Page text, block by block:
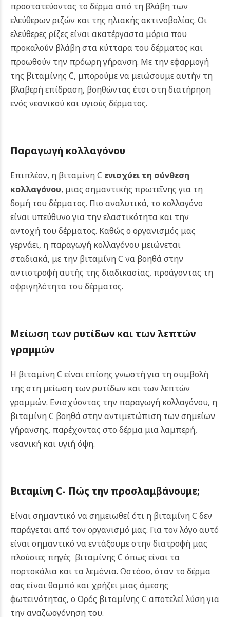
προστατεύοντας το δέρμα από τη βλάβη των
ελεύθερων ριζών και της ηλιακής ακτινοβολίας. Οι
ελεύθερες ρίζες είναι ακατέργαστα μόρια που
προκαλούν βλάβη στα κύτταρα του δέρματος και
προωθούν την πρόωρη γήρανση. Με την εφαρμογή
της βιταμίνης C, μπορούμε να μειώσουμε αυτήν τη
βλαβερή επίδραση, βοηθώντας έτσι στη διατήρηση
ενός νεανικού και υγιούς δέρματος.
Παραγωγή κολλαγόνου
Επιπλέον, η βιταμίνη C ενισχύει τη σύνθεση
κολλαγόνου, μιας σημαντικής πρωτεΐνης για τη
δομή του δέρματος. Πιο αναλυτικά, το κολλαγόνο
είναι υπεύθυνο για την ελαστικότητα και την
αντοχή του δέρματος. Καθώς ο οργανισμός μας
γερνάει, η παραγωγή κολλαγόνου μειώνεται
σταδιακά, με την βιταμίνη C να βοηθά στην
αντιστροφή αυτής της διαδικασίας, προάγοντας τη
σφριγηλότητα του δέρματος.
Μείωση των ρυτίδων και των λεπτών
γραμμών
Η βιταμίνη C είναι επίσης γνωστή για τη συμβολή
της στη μείωση των ρυτίδων και των λεπτών
γραμμών. Ενισχύοντας την παραγωγή κολλαγόνου, η
βιταμίνη C βοηθά στην αντιμετώπιση των σημείων
γήρανσης, παρέχοντας στο δέρμα μια λαμπερή,
νεανική και υγιή όψη.
Βιταμίνη C- Πώς την προσλαμβάνουμε;
Είναι σημαντικό να σημειωθεί ότι η βιταμίνη C δεν
παράγεται από τον οργανισμό μας. Για τον λόγο αυτό
είναι σημαντικό να εντάξουμε στην διατροφή μας
πλούσιες πηγές βιταμίνης C όπως είναι τα
πορτοκάλια και τα λεμόνια. Ωστόσο, όταν το δέρμα
σας είναι θαμπό και χρήζει μιας άμεσης
φωτεινότητας, ο Ορός βιταμίνης C αποτελεί λύση για
την αναζωογόνηση του.